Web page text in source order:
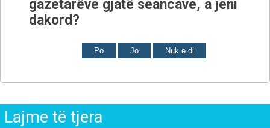
gazetarëve gjatë seancave, a jeni
dakord?
Po Jo Nuk e di
Lajme të tjera